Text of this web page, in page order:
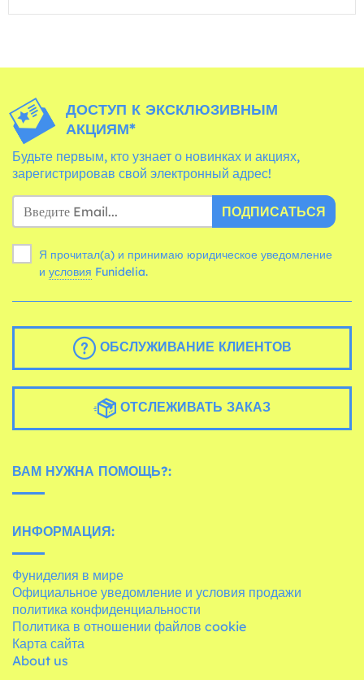
ДОСТУП К ЭКСКЛЮЗИВНЫМ
АКЦИЯМ*
Будьте первым, кто узнает о новинках и акциях,
зарегистрировав свой электронный адрес!
ПОДПИСАТЬСЯ
Я прочитал(а) и принимаю юридическое уведомление
и условия Funidelia.
ОБСЛУЖИВАНИЕ КЛИЕНТОВ
ОТСЛЕЖИВАТЬ ЗАКАЗ
ВАМ НУЖНА ПОМОЩЬ?:
ИНФОРМАЦИЯ:
Фуниделия в мире
Официальное уведомление и условия продажи
политика конфиденциальности
Политика в отношении файлов cookie
Карта сайта
About us